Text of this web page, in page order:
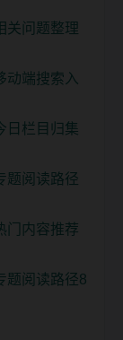
关问题整理
动端搜索入
日栏目归集
题阅读路径
门内容推荐
题阅读路径8